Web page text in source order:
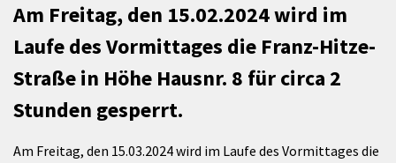
Am Freitag, den 15.02.2024 wird im
Laufe des Vormittages die Franz-Hitze-
Straße in Höhe Hausnr. 8 für circa 2
Stunden gesperrt.
Am Freitag, den 15.03.2024 wird im Laufe des Vormittages die